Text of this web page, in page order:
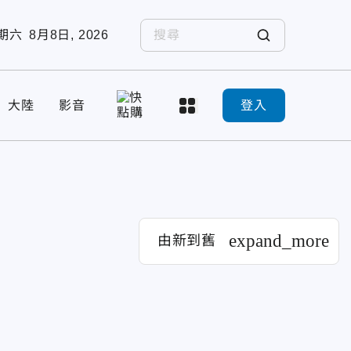
六 8月8日, 2026
大陸 影音 登入
由新到舊 expand_more